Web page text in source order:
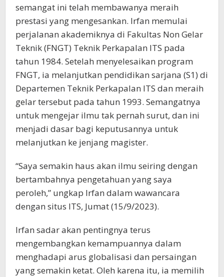
semangat ini telah membawanya meraih
prestasi yang mengesankan. Irfan memulai
perjalanan akademiknya di Fakultas Non Gelar
Teknik (FNGT) Teknik Perkapalan ITS pada
tahun 1984. Setelah menyelesaikan program
FNGT, ia melanjutkan pendidikan sarjana (S1) di
Departemen Teknik Perkapalan ITS dan meraih
gelar tersebut pada tahun 1993. Semangatnya
untuk mengejar ilmu tak pernah surut, dan ini
menjadi dasar bagi keputusannya untuk
melanjutkan ke jenjang magister.
“Saya semakin haus akan ilmu seiring dengan
bertambahnya pengetahuan yang saya
peroleh,” ungkap Irfan dalam wawancara
dengan situs ITS, Jumat (15/9/2023).
Irfan sadar akan pentingnya terus
mengembangkan kemampuannya dalam
menghadapi arus globalisasi dan persaingan
yang semakin ketat. Oleh karena itu, ia memilih